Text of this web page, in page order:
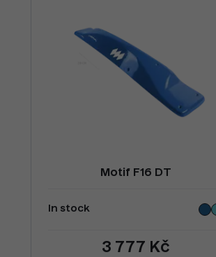
Motif F16 DT
In stock
3 777 Kč